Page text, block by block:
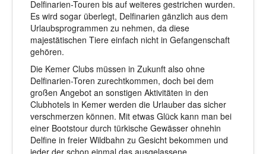
Delfinarien-Touren bis auf weiteres gestrichen wurden.
Es wird sogar überlegt, Delfinarien gänzlich aus dem
Urlaubsprogrammen zu nehmen, da diese
majestätischen Tiere einfach nicht in Gefangenschaft
gehören.
Die Kemer Clubs müssen in Zukunft also ohne
Delfinarien-Toren zurechtkommen, doch bei dem
großen Angebot an sonstigen Aktivitäten in den
Clubhotels in Kemer werden die Urlauber das sicher
verschmerzen können. Mit etwas Glück kann man bei
einer Bootstour durch türkische Gewässer ohnehin
Delfine in freier Wildbahn zu Gesicht bekommen und